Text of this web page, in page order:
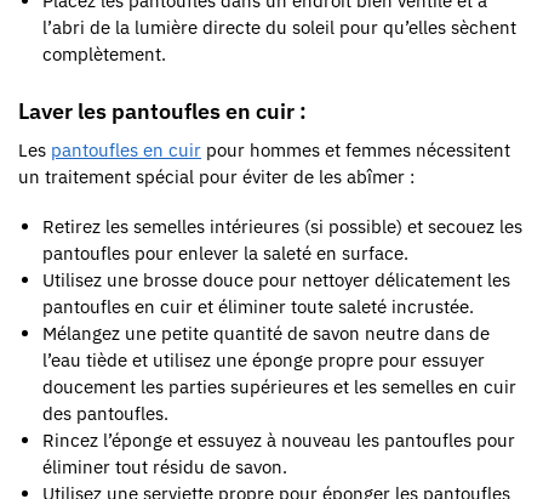
l’abri de la lumière directe du soleil pour qu’elles sèchent
complètement.
Laver les pantoufles en cuir :
Les pantoufles en cuir pour hommes et femmes nécessitent
un traitement spécial pour éviter de les abîmer :
Retirez les semelles intérieures (si possible) et secouez les
pantoufles pour enlever la saleté en surface.
Utilisez une brosse douce pour nettoyer délicatement les
pantoufles en cuir et éliminer toute saleté incrustée.
Mélangez une petite quantité de savon neutre dans de
l’eau tiède et utilisez une éponge propre pour essuyer
doucement les parties supérieures et les semelles en cuir
des pantoufles.
Rincez l’éponge et essuyez à nouveau les pantoufles pour
éliminer tout résidu de savon.
Utilisez une serviette propre pour éponger les pantoufles